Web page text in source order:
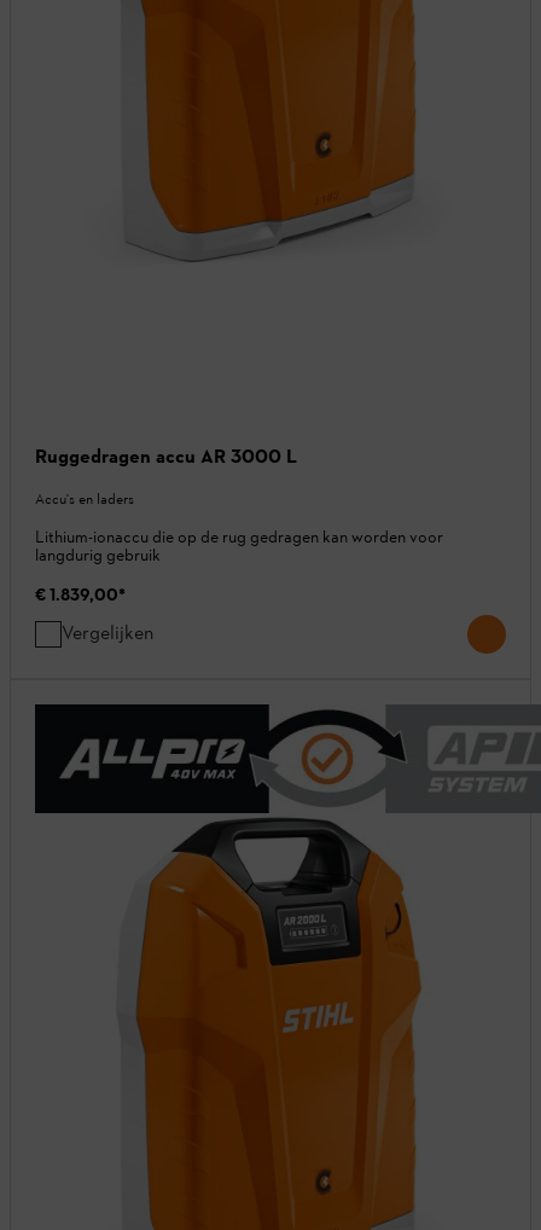
Ruggedragen accu AR 3000 L
Accu's en laders
Lithium-ionaccu die op de rug gedragen kan worden voor
langdurig gebruik
€ 1.839,00*
Vergelijken